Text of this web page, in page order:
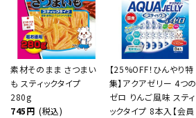
素材そのまま さつまい
も スティックタイプ
280g
745円 (税込)
【25%OFF！ひんやり特
集】アクアゼリー 4つの
ゼロ りんご風味 スティ
ックタイプ 8本入【会員